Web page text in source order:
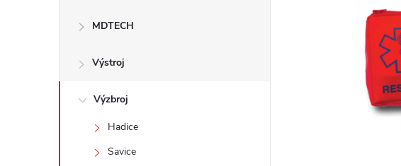
t
MDTECH
Výstroj
Výzbroj
Hadice
Savice